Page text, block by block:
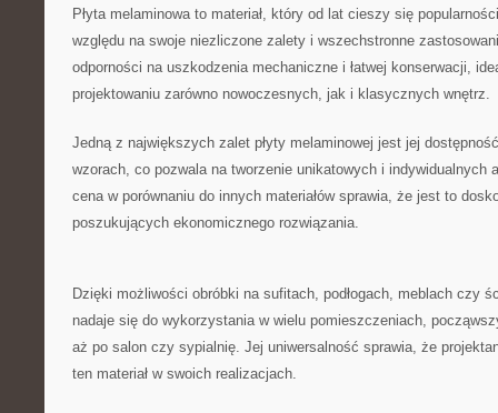
Płyta melaminowa to materiał, który od lat cieszy się
względu na ​swoje niezliczone zalety i wszechstronne
odporności⁤ na ‍uszkodzenia mechaniczne i łatwej ⁢konserwacji,
projektowaniu zarówno nowoczesnych, jak‍ i klasycznych wnętrz.
Jedną z największych zalet płyty melaminowej jest jej
wzorach, co pozwala na tworzenie unikatowych i indywidualnych​
cena w porównaniu do innych materiałów sprawia, że jest to
poszukujących ekonomicznego rozwiązania.
Dzięki​ możliwości ‌obróbki na sufitach, podłogach, meblach⁢ czy
nadaje się do wykorzystania w wielu pomieszczeniach,
aż po salon czy sypialnię.‍ Jej uniwersalność sprawia, że
‌ten materiał w swoich ⁤realizacjach.